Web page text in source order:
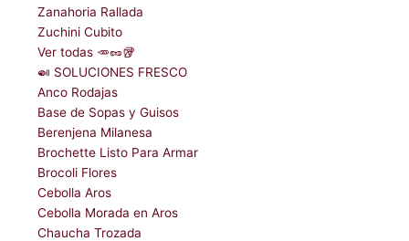
Zanahoria Rallada
Zuchini Cubito
Ver todas 🥕🥜🥡
🍛 SOLUCIONES FRESCO
Anco Rodajas
Base de Sopas y Guisos
Berenjena Milanesa
Brochette Listo Para Armar
Brocoli Flores
Cebolla Aros
Cebolla Morada en Aros
Chaucha Trozada